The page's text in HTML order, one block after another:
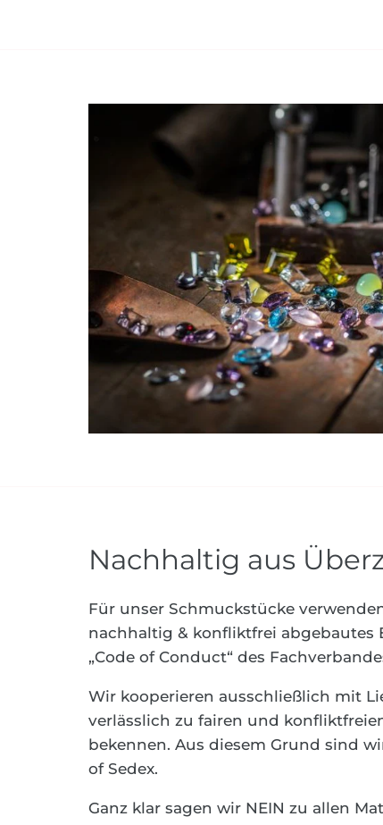
Nachhaltig aus
Für unser Schmuckstücke
nachhaltig & konfliktfrei abgebautes
„Code of Conduct“ des
Wir kooperieren ausschließlich mit
verlässlich zu fairen und
bekennen. Aus diesem Grund sind
of Sedex.
Ganz klar sagen wir NEIN zu allen